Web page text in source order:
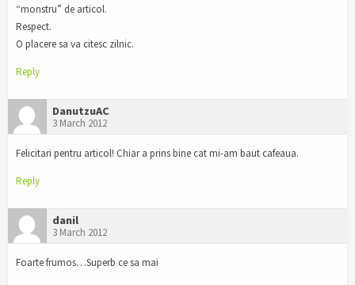
“monstru” de articol.
Respect.
O placere sa va citesc zilnic.
Reply
DanutzuAC
3 March 2012
Felicitari pentru articol! Chiar a prins bine cat mi-am baut cafeaua.
Reply
danil
3 March 2012
Foarte frumos…Superb ce sa mai